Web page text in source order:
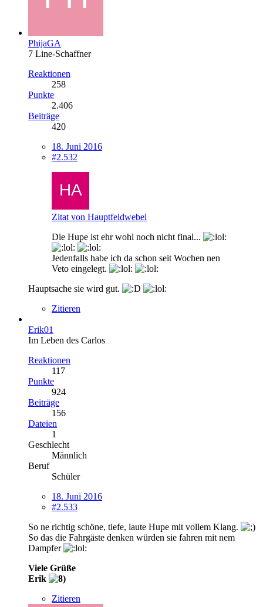
PhijaGA
7 Line-Schaffner
Reaktionen
258
Punkte
2.406
Beiträge
420
18. Juni 2016
#2.532
Zitat von Hauptfeldwebel
Die Hupe ist ehr wohl noch nicht final...
Jedenfalls habe ich da schon seit Wochen nen
Veto eingelegt.
Hauptsache sie wird gut.
Zitieren
Erik01
Im Leben des Carlos
Reaktionen
117
Punkte
924
Beiträge
156
Dateien
1
Geschlecht
Männlich
Beruf
Schüler
18. Juni 2016
#2.533
So ne richtig schöne, tiefe, laute Hupe mit vollem Klang.
So das die Fahrgäste denken würden sie fahren mit nem
Dampfer
Viele Grüße
Erik
Zitieren